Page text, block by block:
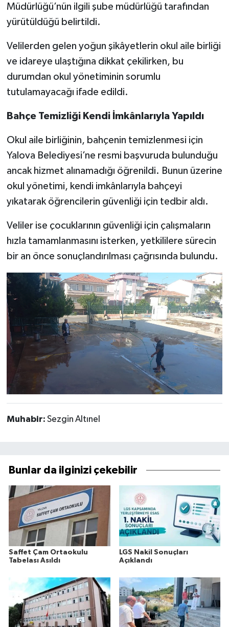
Müdürlüğü’nün ilgili şube müdürlüğü tarafından
yürütüldüğü belirtildi.
Velilerden gelen yoğun şikâyetlerin okul aile birliği
ve idareye ulaştığına dikkat çekilirken, bu
durumdan okul yönetiminin sorumlu
tutulamayacağı ifade edildi.
Bahçe Temizliği Kendi İmkânlarıyla Yapıldı
Okul aile birliğinin, bahçenin temizlenmesi için
Yalova Belediyesi’ne resmi başvuruda bulunduğu
ancak hizmet alınamadığı öğrenildi. Bunun üzerine
okul yönetimi, kendi imkânlarıyla bahçeyi
yıkatarak öğrencilerin güvenliği için tedbir aldı.
Veliler ise çocuklarının güvenliği için çalışmaların
hızla tamamlanmasını isterken, yetkililere sürecin
bir an önce sonuçlandırılması çağrısında bulundu.
Muhabir: Sezgin Altınel
Bunlar da ilginizi çekebilir
Saffet Çam Ortaokulu
Tabelası Asıldı
LGS Nakil Sonuçları
Açıklandı